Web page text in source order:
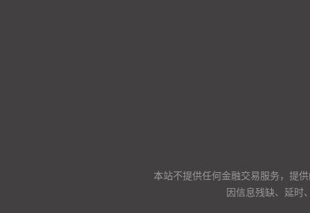
本站不提供任何金融交易服务，提
因信息残缺、延时